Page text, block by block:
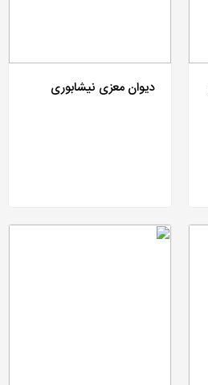
دیوان معزی نیشابوری